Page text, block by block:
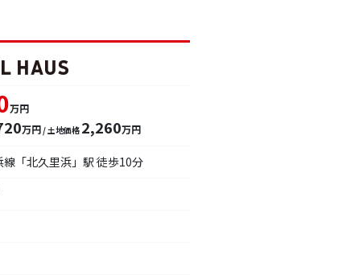
万円
万円/ 土地価格 2,260万円
線「北久里浜」駅 徒歩10分